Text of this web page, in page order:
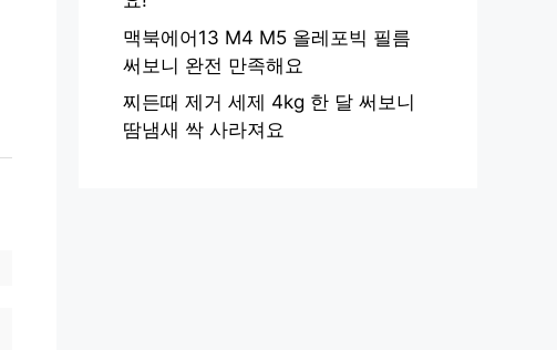
맥북에어13 M4 M5 올레포빅 필름
써보니 완전 만족해요
찌든때 제거 세제 4kg 한 달 써보니
땀냄새 싹 사라져요